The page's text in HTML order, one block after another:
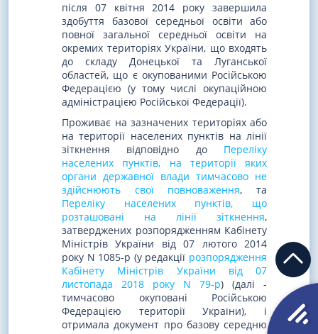
після 07 квітня 2014 року завершила
здобуття базової середньої освіти або
повної загальної середньої освіти на
окремих територіях України, що входять
до складу Донецької та Луганської
областей, що є окупованими Російською
Федерацією (у тому числі окупаційною
адміністрацією Російської Федерації).
Проживає на зазначених територіях або
на території населених пунктів на лінії
зіткнення відповідно до Переліку
населених пунктів, на території яких
органи державної влади тимчасово не
здійснюють свої повноваження, та
Переліку населених пунктів, що
розташовані на лінії зіткнення,
затверджених розпорядженням Кабінету
Міністрів України від 07 лютого 2014
року N 1085-р (у редакції розпорядження
Кабінету Міністрів України від 07
листопада 2018 року N 79-р) (далі -
тимчасово окуповані Російською
Федерацією території України), і
отримала документ про базову середню